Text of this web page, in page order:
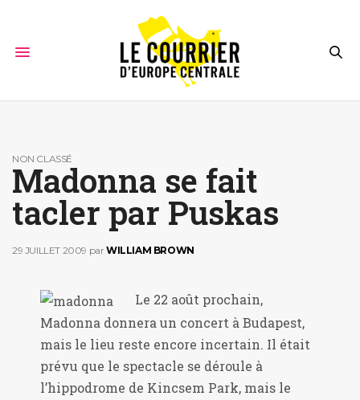
NON CLASSÉ
Madonna se fait
tacler par Puskas
29 JUILLET 2009 parWILLIAM BROWN
Le 22 août prochain,
Madonna donnera un concert à Budapest,
mais le lieu reste encore incertain. Il était
prévu que le spectacle se déroule à
l’hippodrome de Kincsem Park, mais le